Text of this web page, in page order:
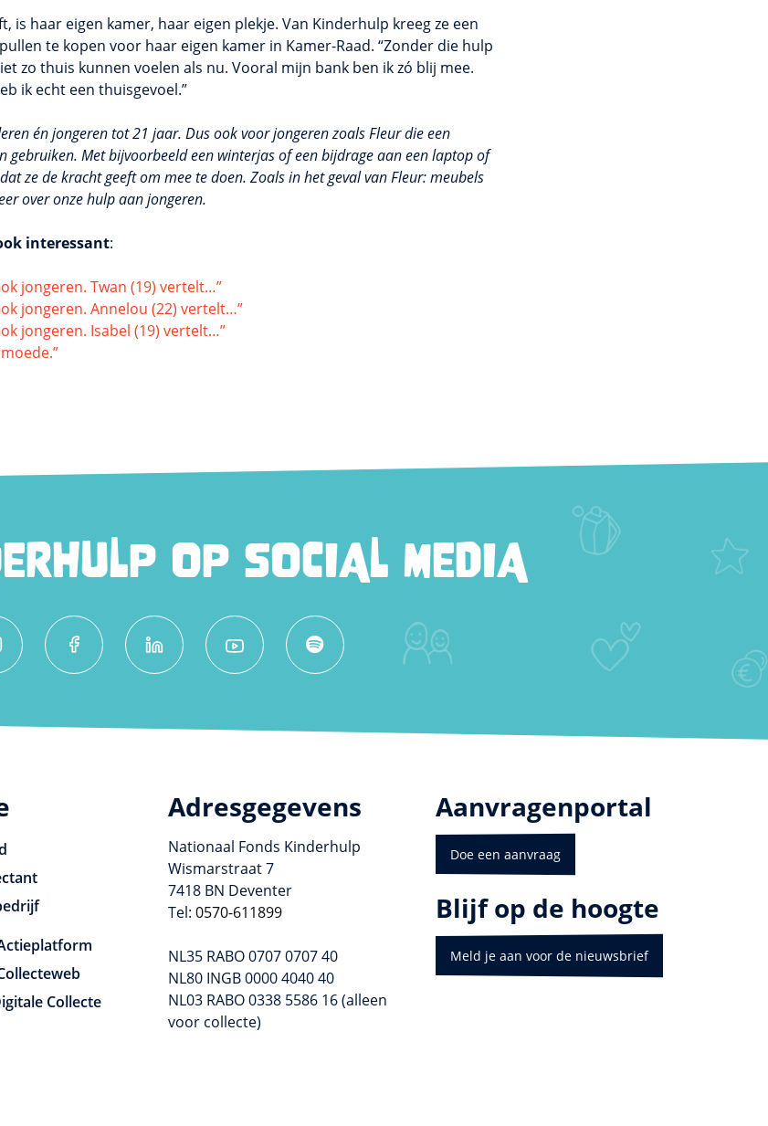
is haar eigen kamer, haar eigen plekje. Van Kinderhulp kreeg ze een
te kopen voor haar eigen kamer in Kamer-Raad. “Zonder die hulp
zo thuis kunnen voelen als nu. Vooral mijn bank ben ik zó blij mee.
ik echt een thuisgevoel.”
én jongeren tot 21 jaar. Dus ook voor jongeren zoals Fleur die een
gebruiken. Met bijvoorbeeld een winterjas of een bijdrage aan een laptop of
ze de kracht geeft om mee te doen. Zoals in het geval van Fleur: meubels
over onze hulp aan jongeren.
interessant:
jongeren. Twan (19) vertelt…”
jongeren. Annelou (22) vertelt…”
jongeren. Isabel (19) vertelt…”
OP SOCIAL MEDIA
Collecte
Adresgegevens
Nationaal Fonds Kinderhulp
Wismarstraat 7
7418 BN Deventer
Tel: 0570-611899
NL35 RABO 0707 0707 40
NL80 INGB 0000 4040 40
NL03 RABO 0338 5586 16 (alleen
voor collecte)
Aanvragenportal
Doe een aanvraag
Blijf op de hoogte
Meld je aan voor de nieuwsbrief